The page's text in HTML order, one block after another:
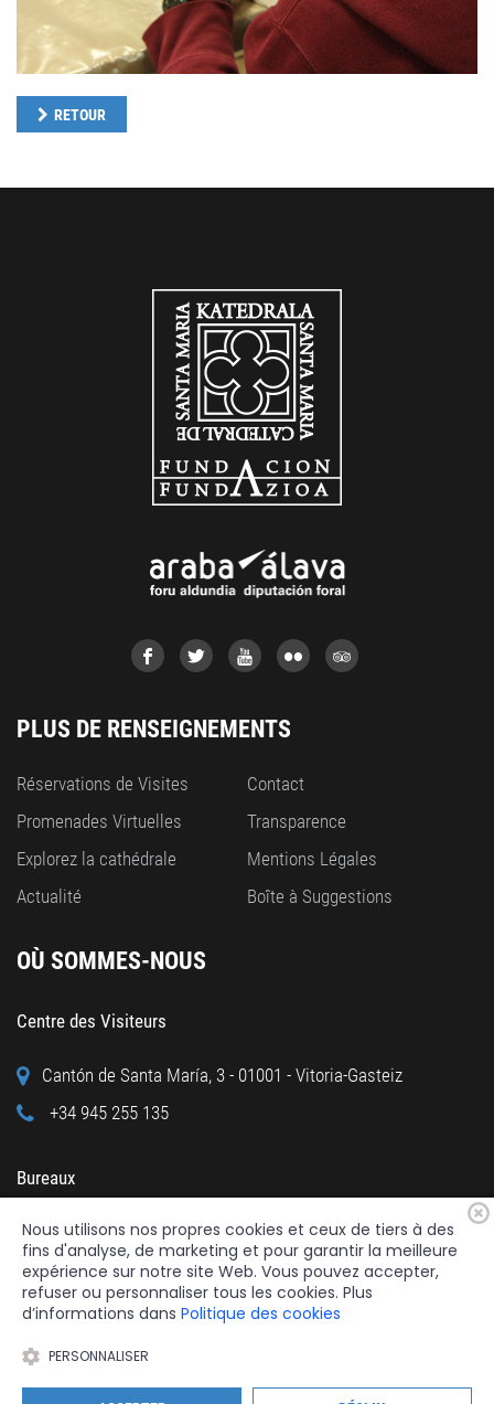
RETOUR
PLUS DE RENSEIGNEMENTS
Réservations de Visites
Promenades Virtuelles
Explorez la cathédrale
Actualité
Contact
Transparence
Mentions Légales
Boîte à Suggestions
OÙ SOMMES-NOUS
Centre des Visiteurs
Cantón de Santa María, 3 - 01001 - Vitoria-Gasteiz
+34 945 255 135
Bureaux
Calle Cuchillería, 95 - 01001 - Vitoria-Gasteiz
+34 945 122 160
Nous utilisons nos propres cookies et ceux de tiers à des
fins d'analyse, de marketing et pour garantir la meilleure
expérience sur notre site Web. Vous pouvez accepter,
refuser ou personnaliser tous les cookies. Plus
d’informations dans Politique des cookies
PERSONNALISER